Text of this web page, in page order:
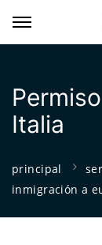
Italia
principal
inmigración a